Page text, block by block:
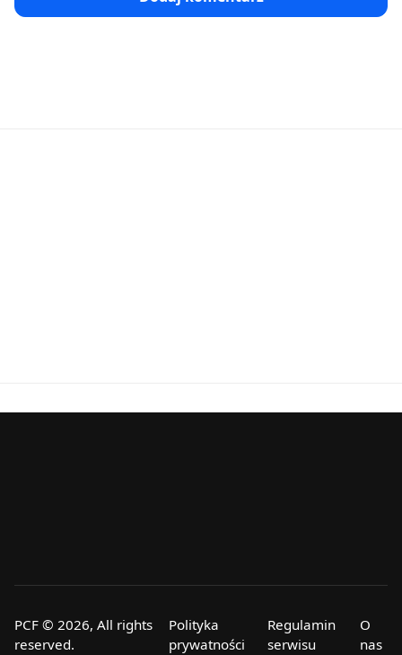
PCF © 2026, All rights
reserved.
Polityka
prywatności
Regulamin
serwisu
O
nas